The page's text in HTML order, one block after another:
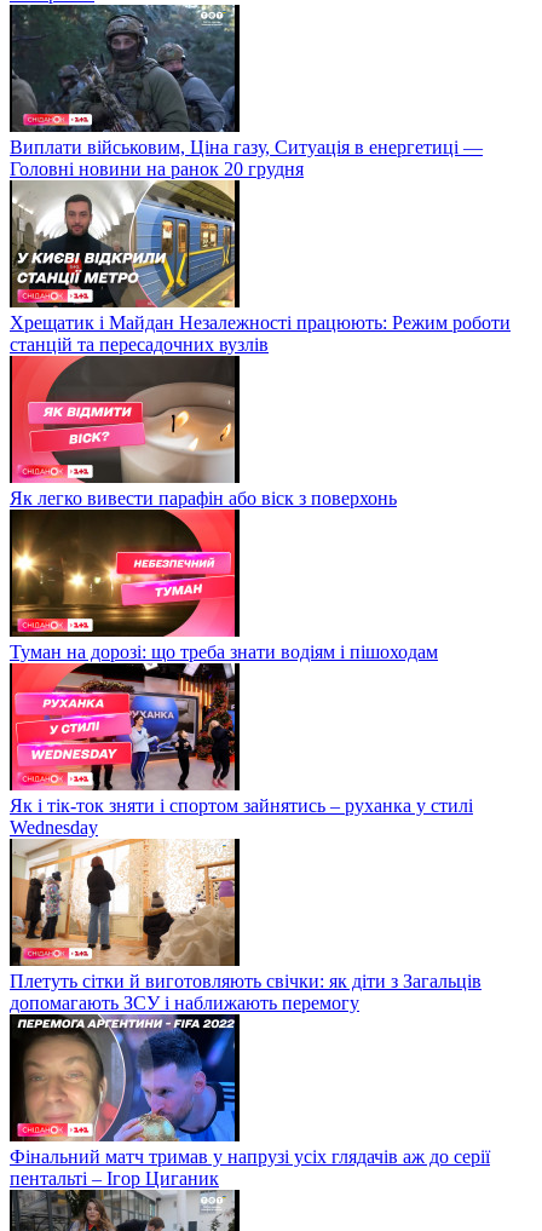
Виплати військовим, Ціна газу, Ситуація в енергетиці —
Головні новини на ранок 20 грудня
Хрещатик і Майдан Незалежності працюють: Режим роботи
станцій та пересадочних вузлів
Як легко вивести парафін або віск з поверхонь
Туман на дорозі: що треба знати водіям і пішоходам
Як і тік-ток зняти і спортом зайнятись – руханка у стилі
Wednesday
Плетуть сітки й виготовляють свічки: як діти з Загальців
допомагають ЗСУ і наближають перемогу
Фінальний матч тримав у напрузі усіх глядачів аж до серії
пентальті – Ігор Циганик